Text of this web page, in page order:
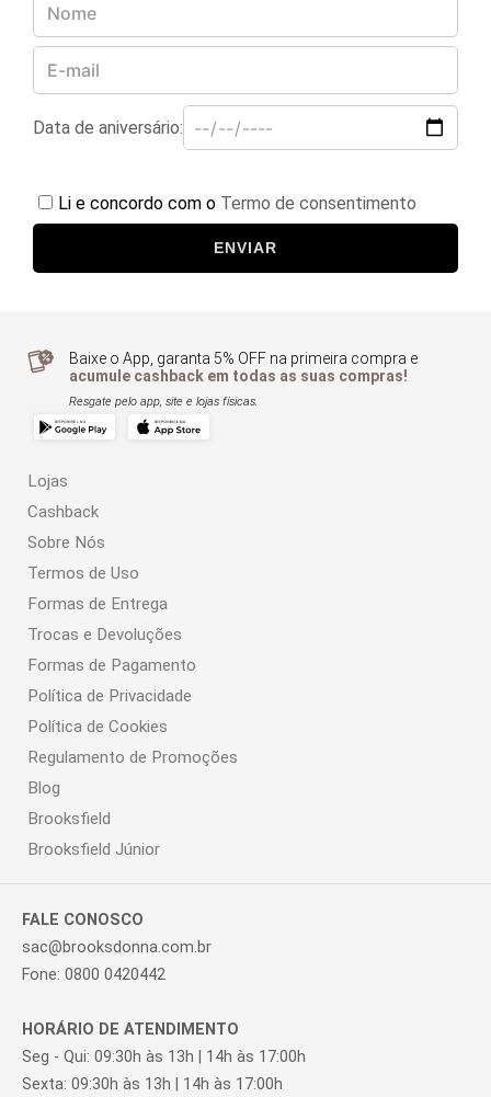
Data de aniversário:
Li e concordo com o Termo de consentimento
ENVIAR
Baixe o App, garanta 5% OFF na primeira compra e
acumule cashback em todas as suas compras!
Resgate pelo app, site e lojas físicas.
Lojas
Cashback
Sobre Nós
Termos de Uso
Formas de Entrega
Trocas e Devoluções
Formas de Pagamento
Política de Privacidade
Política de Cookies
Regulamento de Promoções
Blog
Brooksfield
Brooksfield Júnior
FALE CONOSCO
sac@brooksdonna.com.br
Fone: 0800 0420442
HORÁRIO DE ATENDIMENTO
Seg - Qui: 09:30h às 13h | 14h às 17:00h
Sexta: 09:30h às 13h | 14h às 17:00h